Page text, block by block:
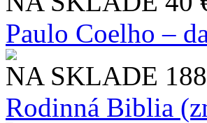
Paulo Coelho –
NA SKLADE
Rodinná Biblia